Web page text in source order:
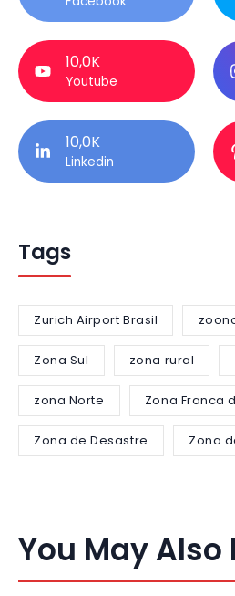
10,0K
Youtube
10,0K
Linkedin
Tags
Zurich Airport Brasil
Zona Sul zona rural
zona Norte Zona Franca
Zona de Desastre Zona
You May Also